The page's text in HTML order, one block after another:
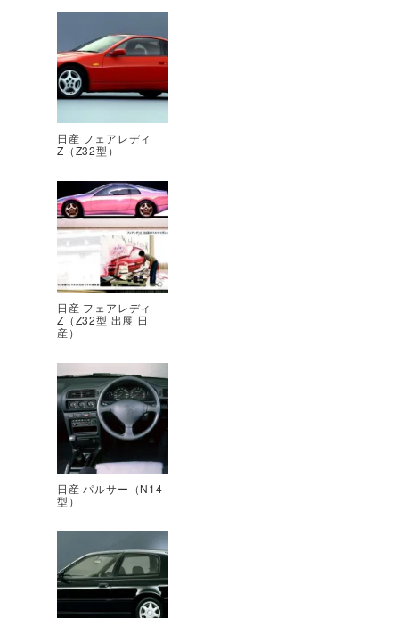
日産 フェアレディ
Z（Z32型）
日産 フェアレディ
Z（Z32型 出展 日
産）
日産 パルサー（N14
型）